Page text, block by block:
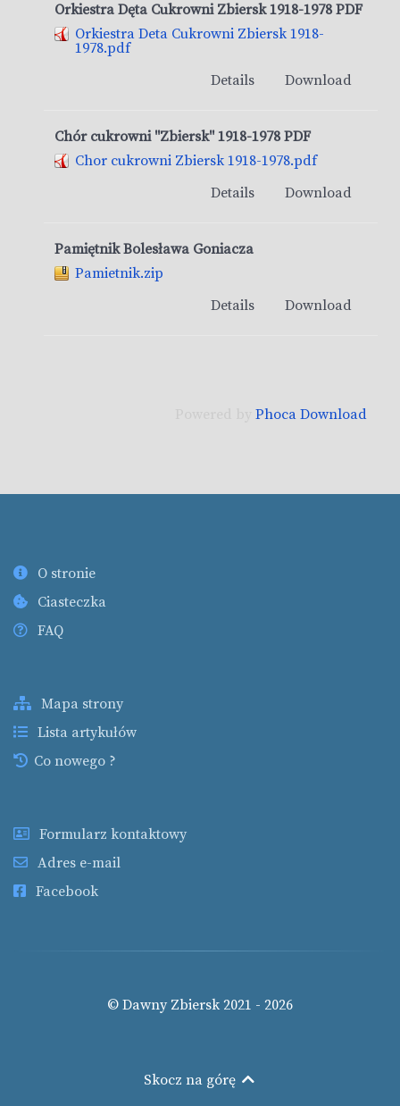
Orkiestra Dęta Cukrowni Zbiersk 1918-1978 PDF
Orkiestra Deta Cukrowni Zbiersk 1918-
1978.pdf
Download
Details
Chór cukrowni "Zbiersk" 1918-1978 PDF
Chor cukrowni Zbiersk 1918-1978.pdf
Download
Details
Pamiętnik Bolesława Goniacza
Pamietnik.zip
Download
Details
Phoca Download
O stronie
Ciasteczka
FAQ
Mapa strony
Lista artykułów
Co nowego ?
Formularz kontaktowy
Adres e-mail
Facebook
© Dawny Zbiersk 2021 - 2026
Skocz na górę